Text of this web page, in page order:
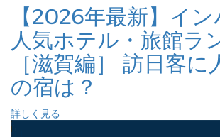
【2026年最新】イ
人気ホテル・旅館ラ
［滋賀編］ 訪日客に
の宿は？
詳しく見る